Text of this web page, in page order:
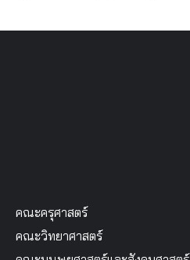
คณะครุศาสตร์
คณะวิทยาศาสตร์